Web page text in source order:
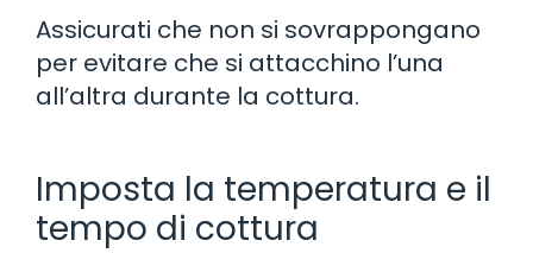
Assicurati che non si sovrappongano
per evitare che si attacchino l’una
all’altra durante la cottura.
Imposta la temperatura e il
tempo di cottura